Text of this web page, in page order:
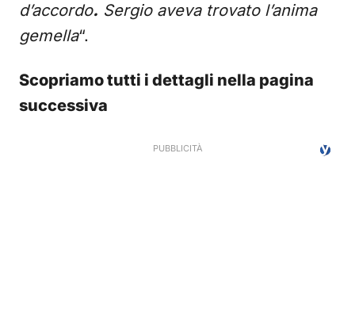
d’accordo. Sergio aveva trovato l’anima
gemella“.
Scopriamo tutti i dettagli nella pagina
successiva